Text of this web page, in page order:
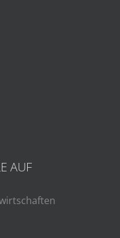
AUF